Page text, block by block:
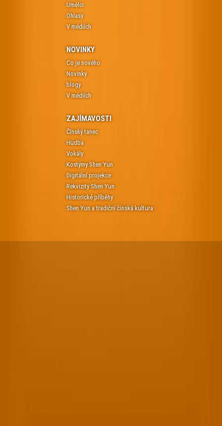
Umělci
Ohlasy
V médiích
NOVINKY
Co je nového
Novinky
blogy
V médiích
ZAJÍMAVOSTI
Čínský tanec
Hudba
Vokály
Kostýmy Shen Yun
Digitální projekce
Rekvizity Shen Yun
Historické příběhy
Shen Yun a tradiční čínská kultura